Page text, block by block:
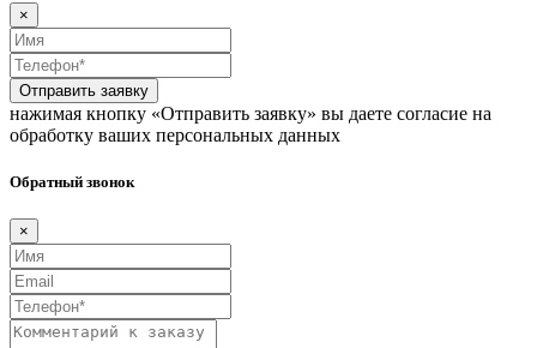
×
Отправить заявку
нажимая кнопку «Отправить заявку» вы даете согласие на
обработку ваших персональных данных
Обратный звонок
×